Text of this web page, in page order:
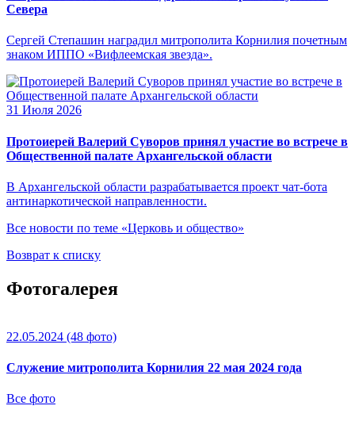
Севера
Сергей Степашин наградил митрополита Корнилия почетным
знаком ИППО «Вифлеемская звезда».
31 Июля 2026
Протоиерей Валерий Суворов принял участие во встрече в
Общественной палате Архангельской области
В Архангельской области разрабатывается проект чат-бота
антинаркотической направленности.
Все новости по теме «Церковь и общество»
Возврат к списку
Фотогалерея
22.05.2024 (48 фото)
Служение митрополита Корнилия 22 мая 2024 года
Все фото